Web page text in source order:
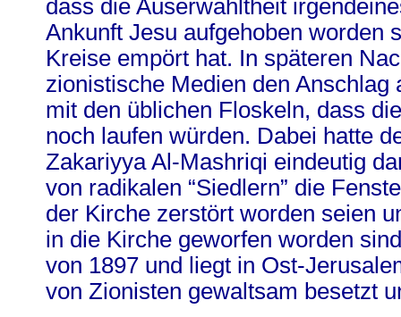
dass die Auserwähltheit
Ankunft Jesu aufgehoben worden
Kreise empört hat. In späteren
zionistische Medien den Anschlag
mit den üblichen Floskeln, dass
noch laufen würden. Dabei hatte
Zakariyya Al-Mashriqi eindeutig
von radikalen “Siedlern” die
der Kirche zerstört worden seien
in die Kirche geworfen worden
von 1897 und liegt in Ost-
von Zionisten gewaltsam besetzt